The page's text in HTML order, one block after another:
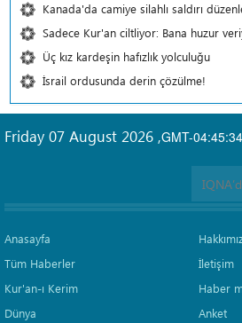
Kanada'da camiye silahlı saldırı
Sadece Kur'an ciltliyor: Bana huzur
Üç kız kardeşin hafızlık yolculuğu
İsrail ordusunda derin çözülme!
GMT-04:45:34
Friday 07 August 2026 ,
Anasayfa
Tüm Haberler
Kur'an-ı Kerim
Dünya
İletişim
Haber
Anket